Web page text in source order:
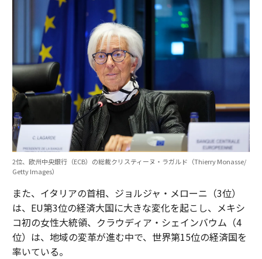
2位、欧州中央銀行（ECB）の総裁クリスティーヌ・ラガルド（Thierry Monasse/
Getty Images）
また、イタリアの首相、ジョルジャ・メローニ（3位）
は、EU第3位の経済大国に大きな変化を起こし、メキシ
コ初の女性大統領、クラウディア・シェインバウム（4
位）は、地域の変革が進む中で、世界第15位の経済国を
率いている。